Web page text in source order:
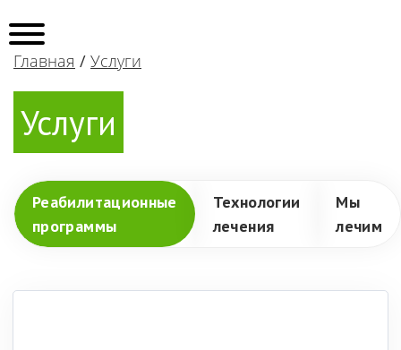
Главная / Услуги
Услуги
Реабилитационные
программы
Технологии
лечения
Мы
лечим